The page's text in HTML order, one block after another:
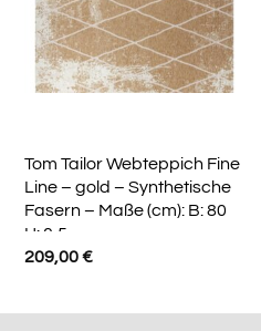
Tom Tailor Webteppich Fine
Line – gold – Synthetische
Fasern – Maße (cm): B: 80
H: 0,5
209,00€